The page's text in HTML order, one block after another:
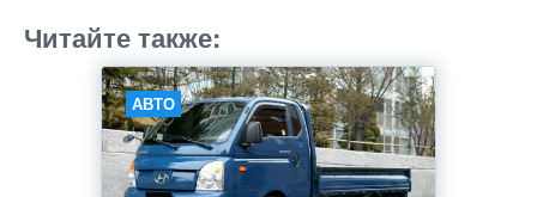
Читайте также:
АВТО